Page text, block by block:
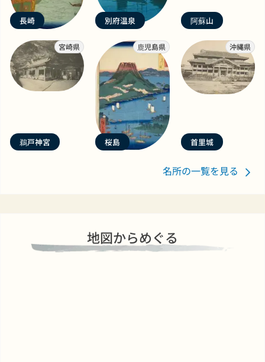
長崎 別府温泉 阿蘇山
宮崎県
鵜戸神宮
鹿児島県
桜島
沖縄県
首里城
名所の一覧を見る
地図からめぐる